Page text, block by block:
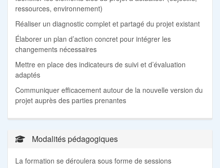
ressources, environnement)
Réaliser un diagnostic complet et partagé du projet existant
Élaborer un plan d’action concret pour intégrer les
changements nécessaires
Mettre en place des indicateurs de suivi et d’évaluation
adaptés
Communiquer efficacement autour de la nouvelle version du
projet auprès des parties prenantes
Modalités pédagogiques
La formation se déroulera sous forme de sessions